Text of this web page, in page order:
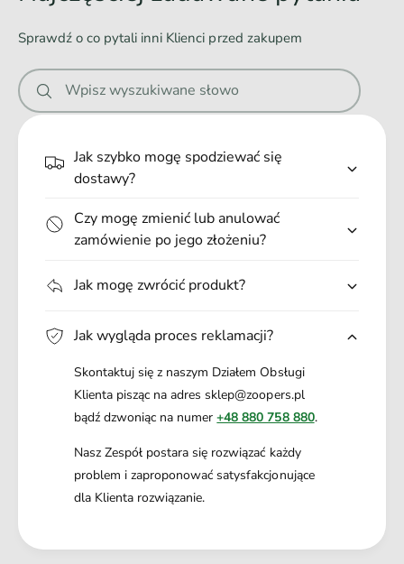
jakość produktów, a tym samym gwarantują ich niezawodność
Kolekcja BeHappy powstała by przynosić uśmiech każdemu.
Słodkie wzory wśród tropikalnych zieleni przenoszą w ciepłe
krainy przez cały rok. Najlepsze, bezpieczne i funkcjonalne
Użyto najwyższej jakości materiałów, aby żywe kolory
pozostały trwałe na długo.
Zalety szelek regulowanych Discovery dla psa:
radosne wzory;
odblaskowe elementy;
wzmocnione przeszyciami;
możliwość użycia w samochodzie;
mocne zatrzaski;
możliwość prania;
wykonane z najwyższej jakości materiałów;
wyprodukowane w Polsce
i
e
Sprawdź o co pytali inni Klienci przed zakupem
Wpisz wyszukiwane słowo
Jak szybko mogę spodziewać się
dostawy?
Czy mogę zmienić lub anulować
zamówienie po jego złożeniu?
Jak mogę zwrócić produkt?
Jak wygląda proces reklamacji?
Skontaktuj się z naszym Działem Obsługi
Klienta pisząc na adres sklep@zoopers.pl
bądź dzwoniąc na numer+48 880 758 880.
Nasz Zespół postara się rozwiązać każdy
problem i zaproponować satysfakcjonujące
dla Klienta rozwiązanie.